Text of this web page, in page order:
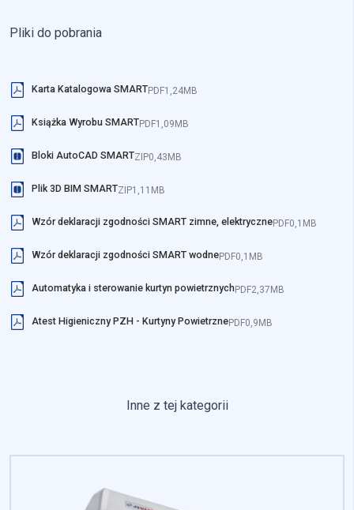
Pliki do pobrania
Karta Katalogowa SMARTPDF1,24MB
Książka Wyrobu SMARTPDF1,09MB
Bloki AutoCAD SMARTZIP0,43MB
Plik 3D BIM SMARTZIP1,11MB
Wzór deklaracji zgodności SMART zimne, elektrycznePDF0,1MB
Wzór deklaracji zgodności SMART wodnePDF0,1MB
Automatyka i sterowanie kurtyn powietrznychPDF2,37MB
Atest Higieniczny PZH - Kurtyny PowietrznePDF0,9MB
Inne z tej kategorii